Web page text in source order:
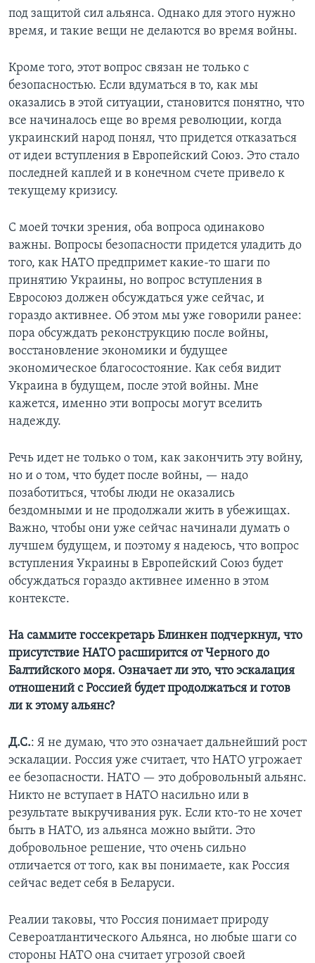
под защитой сил альянса. Однако для этого нужно
время, и такие вещи не делаются во время войны.
Кроме того, этот вопрос связан не только с
безопасностью. Если вдуматься в то, как мы
оказались в этой ситуации, становится понятно, что
все начиналось еще во время революции, когда
украинский народ понял, что придется отказаться
от идеи вступления в Европейский Союз. Это стало
последней каплей и в конечном счете привело к
текущему кризису.
С моей точки зрения, оба вопроса одинаково
важны. Вопросы безопасности придется уладить до
того, как НАТО предпримет какие-то шаги по
принятию Украины, но вопрос вступления в
Евросоюз должен обсуждаться уже сейчас, и
гораздо активнее. Об этом мы уже говорили ранее:
пора обсуждать реконструкцию после войны,
восстановление экономики и будущее
экономическое благосостояние. Как себя видит
Украина в будущем, после этой войны. Мне
кажется, именно эти вопросы могут вселить
надежду.
Речь идет не только о том, как закончить эту войну,
но и о том, что будет после войны, — надо
позаботиться, чтобы люди не оказались
бездомными и не продолжали жить в убежищах.
Важно, чтобы они уже сейчас начинали думать о
лучшем будущем, и поэтому я надеюсь, что вопрос
вступления Украины в Европейский Союз будет
обсуждаться гораздо активнее именно в этом
контексте.
На саммите госсекретарь Блинкен подчеркнул, что
присутствие НАТО расширится от Черного до
Балтийского моря. Означает ли это, что эскалация
отношений с Россией будет продолжаться и готов
ли к этому альянс?
Д.С.: Я не думаю, что это означает дальнейший рост
эскалации. Россия уже считает, что НАТО угрожает
ее безопасности. НАТО — это добровольный альянс.
Никто не вступает в НАТО насильно или в
результате выкручивания рук. Если кто-то не хочет
быть в НАТО, из альянса можно выйти. Это
добровольное решение, что очень сильно
отличается от того, как вы понимаете, как Россия
сейчас ведет себя в Беларуси.
Реалии таковы, что Россия понимает природу
Североатлантического Альянса, но любые шаги со
стороны НАТО она считает угрозой своей